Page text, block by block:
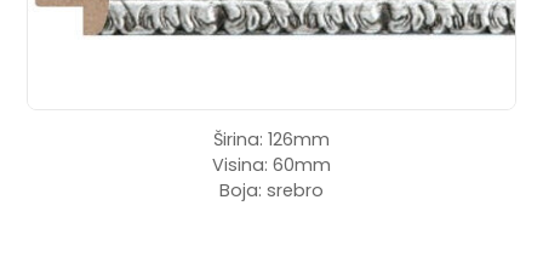
Širina: 126mm
Visina: 60mm
Boja: srebro